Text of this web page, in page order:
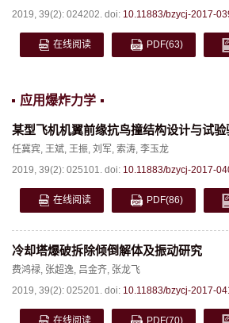
2019, 39(2): 024202. doi: 10.11883/bzycj-2017-
在线阅读 PDF(63)
应用爆炸力学
某型飞机机翼前缘抗鸟撞结构设计与试验
任冀宾, 王斌, 王振, 刘军, 索涛, 李玉龙
2019, 39(2): 025101. doi: 10.11883/bzycj-2017-
在线阅读 PDF(86)
冷却塔爆破拆除倾倒解体及振动研究
费鸿禄, 张超逸, 吕金齐, 张龙飞
2019, 39(2): 025201. doi: 10.11883/bzycj-2017-
在线阅读 PDF(70)